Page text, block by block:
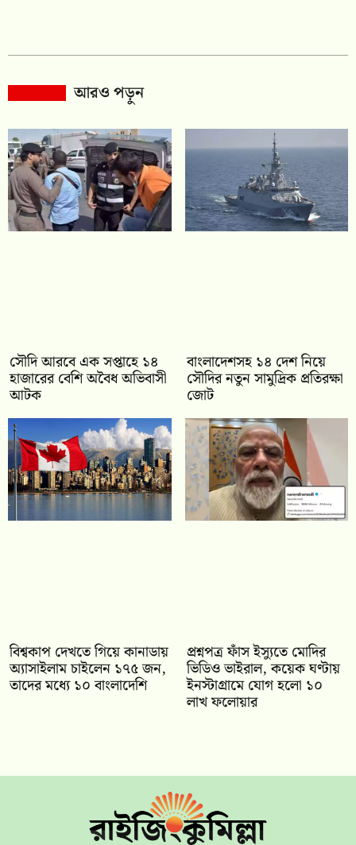
আরও পড়ুন
সৌদি আরবে এক সপ্তাহে ১৪
হাজারের বেশি অবৈধ অভিবাসী
আটক
বাংলাদেশসহ ১৪ দেশ নিয়ে
সৌদির নতুন সামুদ্রিক প্রতিরক্ষা
জোট
বিশ্বকাপ দেখতে গিয়ে কানাডায়
অ্যাসাইলাম চাইলেন ১৭৫ জন,
তাদের মধ্যে ১০ বাংলাদেশি
প্রশ্নপত্র ফাঁস ইস্যুতে মোদির
ভিডিও ভাইরাল, কয়েক ঘণ্টায়
ইনস্টাগ্রামে যোগ হলো ১০
লাখ ফলোয়ার